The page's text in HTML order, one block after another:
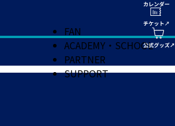
FAN
ACADEMY・SCHOOL
PARTNER
SUPPORT